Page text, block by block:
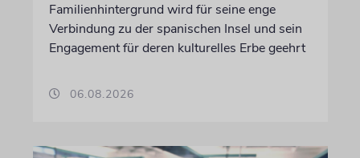
Familienhintergrund wird für seine enge
Verbindung zu der spanischen Insel und sein
Engagement für deren kulturelles Erbe geehrt
06.08.2026